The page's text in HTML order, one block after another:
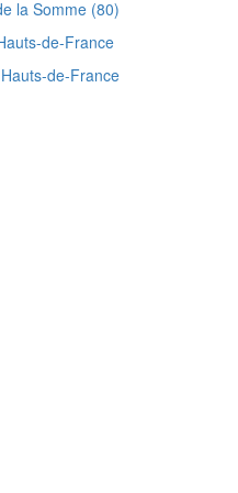
la Somme (80)
de-France
de-France